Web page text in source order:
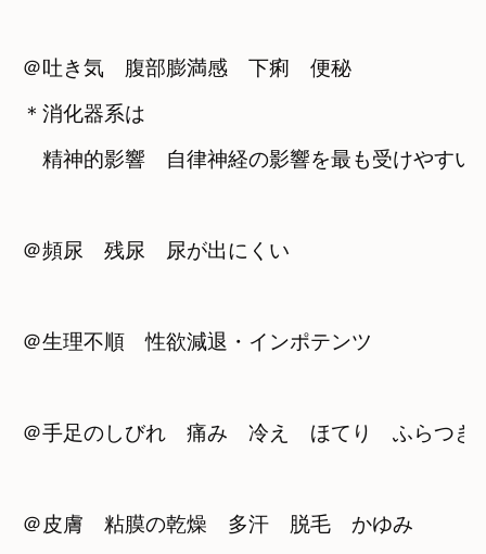
＠吐き気　腹部膨満感　下痢　便秘
＊消化器系は
精神的影響　自律神経の影響を最も受けやすい
＠頻尿　残尿　尿が出にくい
＠生理不順　性欲減退・インポテンツ
＠手足のしびれ　痛み　冷え　ほてり　ふらつき
＠皮膚　粘膜の乾燥　多汗　脱毛　かゆみ